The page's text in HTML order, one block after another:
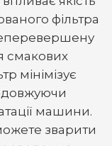
фільтра
смакових
мінімізує
машини.
зварити